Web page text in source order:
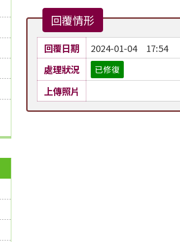
回覆情形
回覆日期 2024-01-04 17:54
處理狀況
已修復
上傳照片